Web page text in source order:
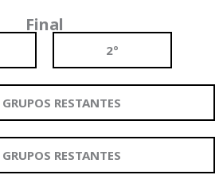
Final
2º
RESTANTES
RESTANTES